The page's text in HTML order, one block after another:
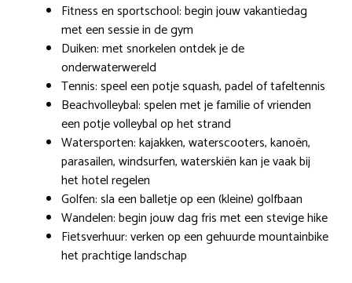
Fitness en sportschool: begin jouw vakantiedag
met een sessie in de gym
Duiken: met snorkelen ontdek je de
onderwaterwereld
Tennis: speel een potje squash, padel of tafeltennis
Beachvolleybal: spelen met je familie of vrienden
een potje volleybal op het strand
Watersporten: kajakken, waterscooters, kanoën,
parasailen, windsurfen, waterskiën kan je vaak bij
het hotel regelen
Golfen: sla een balletje op een (kleine) golfbaan
Wandelen: begin jouw dag fris met een stevige hike
Fietsverhuur: verken op een gehuurde mountainbike
het prachtige landschap